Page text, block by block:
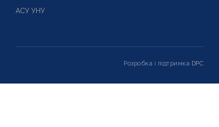
АСУ УНУ
Розробка і підтримка DPC